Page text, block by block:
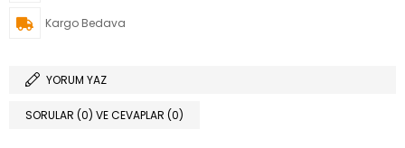
Kargo Bedava
YORUM YAZ
SORULAR (0) VE CEVAPLAR (0)